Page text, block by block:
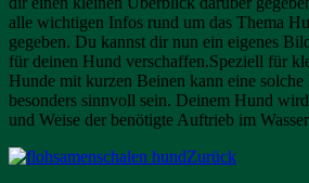
alle wichtigen Infos rund um das Thema
gegeben. Du kannst dir nun ein eigenes
für deinen Hund verschaffen.Speziell für
Hunde mit kurzen Beinen kann eine
besonders sinnvoll sein. Deinem Hund
und Weise der benötigte Auftrieb im
Zurück